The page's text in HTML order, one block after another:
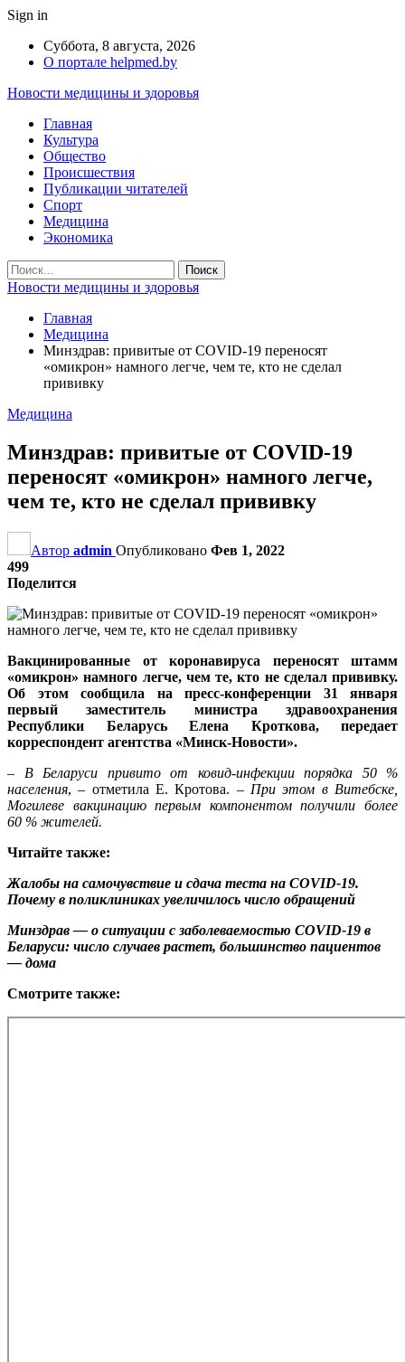
Sign in
Суббота, 8 августа, 2026
О портале helpmed.by
Новости медицины и здоровья
Главная
Культура
Общество
Происшествия
Публикации читателей
Спорт
Медицина
Экономика
Новости медицины и здоровья
Главная
Медицина
Минздрав: привитые от COVID-19 переносят
«омикрон» намного легче, чем те, кто не сделал
прививку
Медицина
Минздрав: привитые от COVID-19
переносят «омикрон» намного легче,
чем те, кто не сделал прививку
Автор admin Опубликовано Фев 1, 2022
499
Поделится
Вакцинированные от коронавируса переносят штамм
«омикрон» намного легче, чем те, кто не сделал прививку.
Об этом сообщила на пресс-конференции 31 января
первый заместитель министра здравоохранения
Республики Беларусь Елена Кроткова, передает
корреспондент агентства «Минск-Новости».
– В Беларуси привито от ковид-инфекции порядка 50 %
населения, – отметила Е. Кротова. – При этом в Витебске,
Могилеве вакцинацию первым компонентом получили более
60 % жителей.
Читайте также:
Жалобы на самочувствие и сдача теста на COVID-19.
Почему в поликлиниках увеличилось число обращений
Минздрав — о ситуации с заболеваемостью COVID-19 в
Беларуси: число случаев растет, большинство пациентов
— дома
Смотрите также: